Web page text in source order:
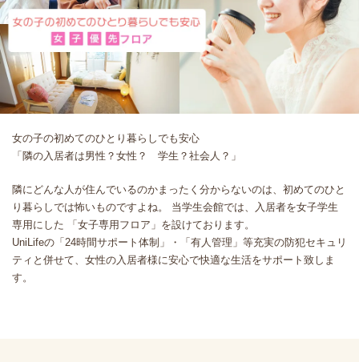
女の子の初めてのひとり暮らしでも安心
「隣の入居者は男性？女性？ 学生？社会人？」
隣にどんな人が住んでいるのかまったく分からないのは、初めてのひと
り暮らしでは怖いものですよね。 当学生会館では、入居者を女子学生
専用にした 「女子専用フロア」を設けております。
UniLifeの「24時間サポート体制」・「有人管理」等充実の防犯セキュリ
ティと併せて、女性の入居者様に安心で快適な生活をサポート致しま
す。